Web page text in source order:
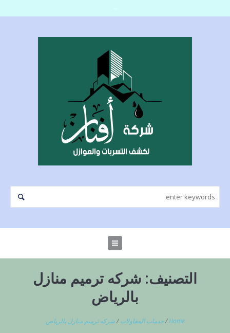
التصنيف: شركه ترميم منازل
بالرياض
Home
/خدمات المقاولات /شركه ترميم منازل بالرياض